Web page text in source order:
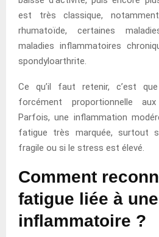
est très classique,
rhumatoïde, certaines
maladies inflammatoires
spondyloarthrite.
Ce qu’il faut retenir, c’est
forcément proportionnelle
Parfois, une inflammation
fatigue très marquée, surtout
fragile ou si le stress est élevé.
Comment
fatigue liée à
inflammatoire ?